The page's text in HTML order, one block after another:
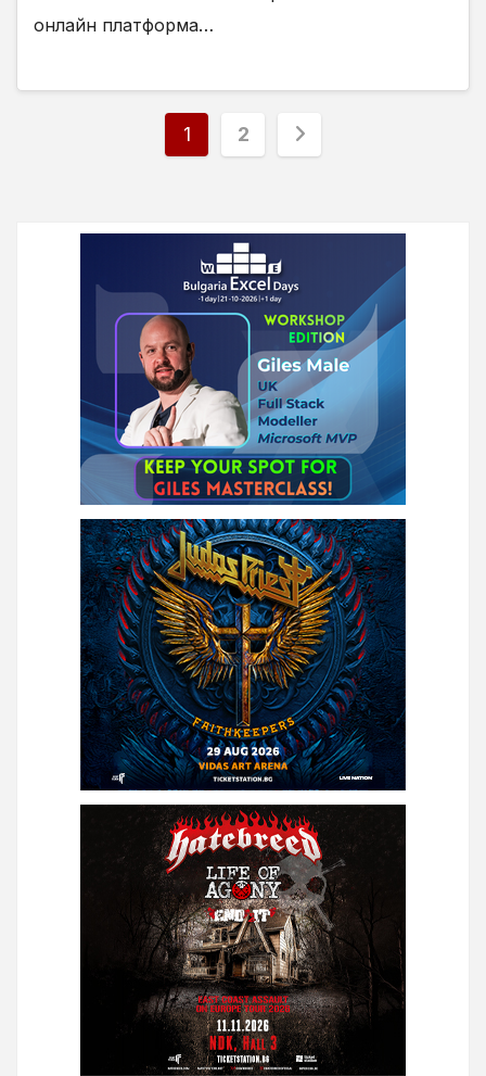
онлайн платформа…
Разделяне
публикациите
страници
1 2